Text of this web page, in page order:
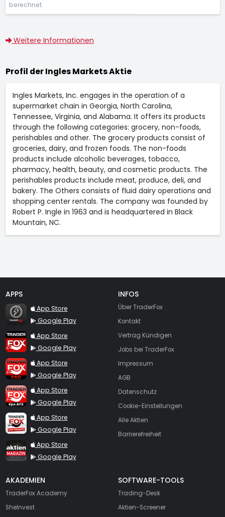
berechnet.
Weitere Informationen
Profil der Ingles Markets Aktie
Ingles Markets, Inc. engages in the operation of a
supermarket chain in Georgia, North Carolina,
Tennessee, Virginia, and Alabama. It offers its products
through the following categories: grocery, non-foods,
perishables and other. The grocery products consist of
groceries, dairy, and frozen foods. The non-foods
products include alcoholic beverages, tobacco,
pharmacy, health, beauty, and cosmetic products. The
perishables products include meat, produce, deli, and
bakery. The Others consists of fluid dairy operations and
shopping center rentals. The company was founded by
Robert P. Ingle in 1963 and is headquartered in Black
Mountain, NC.
APPS
TraderFox Flash
App Store
Google Play
TraderFox App
App Store
Google Play
TraderFox Pro
App Store
Google Play
TraderFox dpa-AFX ProFeed
App Store
Google Play
TraderFox Live Trading
App Store
Google Play
TraderFox aktien Magazin
App Store
Google Play
INFOS
Über TraderFox
Kontakt
Vertrag Kündigen
Jobs bei TraderFox
Impressum
AGB
Datenschutz
Cookie-Einstellungen
Alle Aktien
Barrierefreiheit
AKADEMIEN
TraderFox Academy
SheInvest
SOFTWARE-TOOLS
Trading-Desk
Aktien-Screener